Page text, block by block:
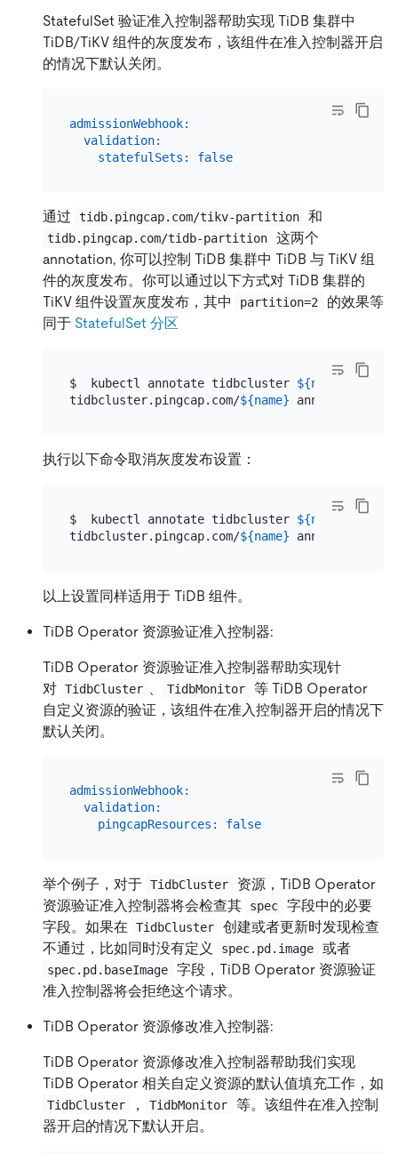
StatefulSet 验证准入控制器帮助实现 TiDB 集群中
TiDB/TiKV 组件的灰度发布，该组件在准入控制器开启
的情况下默认关闭。
admissionWebhook:
validation:
statefulSets:
false
通过 tidb.pingcap.com/tikv-partition 和
tidb.pingcap.com/tidb-partition
这两个
annotation, 你可以控制 TiDB 集群中 TiDB 与 TiKV 组
件的灰度发布。你可以通过以下方式对 TiDB 集群的
TiKV 组件设置灰度发布，其中
partition=2
的效果等
同于 StatefulSet 分区
$  kubectl annotate tidbcluster ${name}
tidbcluster.pingcap.com/${name}
执行以下命令取消灰度发布设置：
$  kubectl annotate tidbcluster ${name}
tidbcluster.pingcap.com/${name}
以上设置同样适用于 TiDB 组件。
TiDB Operator 资源验证准入控制器:
TiDB Operator 资源验证准入控制器帮助实现针
对 TidbCluster TidbMonitor
等 TiDB Operator
自定义资源的验证，该组件在准入控制器开启的情况下
默认关闭。
admissionWebhook:
validation:
pingcapResources:
false
举个例子，对于 TidbCluster
资源，TiDB Operator
资源验证准入控制器将会检查其
spec
字段中的必要
字段。如果在
TidbCluster
创建或者更新时发现检查
不通过，比如同时没有定义
spec.pd.image 或者
spec.pd.baseImage
字段，TiDB Operator 资源验证
准入控制器将会拒绝这个请求。
TiDB Operator 资源修改准入控制器:
TiDB Operator 资源修改准入控制器帮助我们实现
TiDB Operator 相关自定义资源的默认值填充工作，如
TidbCluster ， TidbMonitor
等。该组件在准入控制
器开启的情况下默认开启。